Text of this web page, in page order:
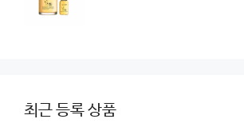
최근 등록 상품